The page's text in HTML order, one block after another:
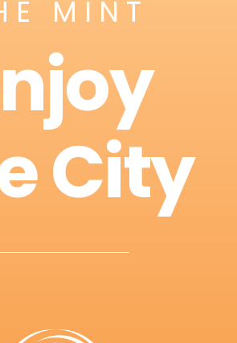
MINT
City